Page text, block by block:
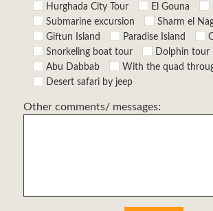
Hurghada City Tour El Gouna
Submarine excursion
Sharm el
Giftun Island
Paradise Island
Snorkeling boat tour
Dolphin tour
Abu Dabbab
With the quad
Desert safari by jeep
Other comments/ messages: